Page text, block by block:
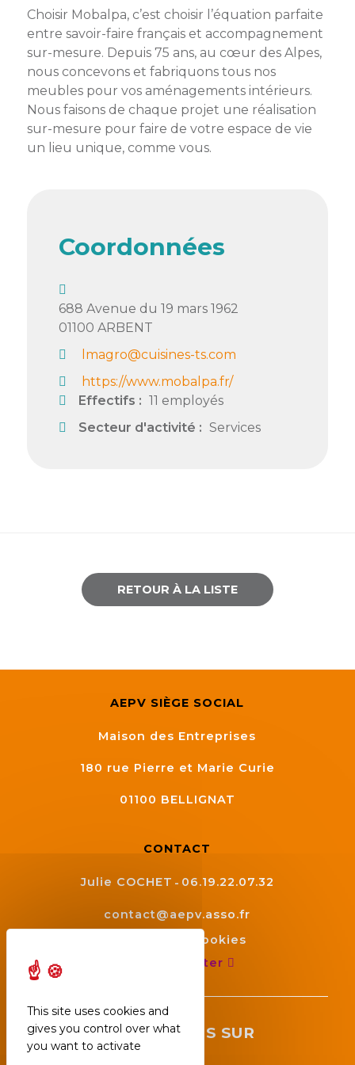
Ateliers
AEPV
de
managers
AEPV
sportif
inter-
Semaine
de
Newsletter
Actualité
des
membres
Kit
l’adhérent
Bâtiment
Services
Dispositifs
partenaires
CONTACT
Choisir Mobalpa, c’est choisir l’équation parfaite
entre savoir-faire français et accompagnement
sur-mesure. Depuis 75 ans, au cœur des Alpes,
nous concevons et fabriquons tous nos
meubles pour vos aménagements intérieurs.
Nous faisons de chaque projet une réalisation
sur-mesure pour faire de votre espace de vie
un lieu unique, comme vous.
Coordonnées
688 Avenue du 19 mars 1962
01100 ARBENT
lmagro@cuisines-ts.com
https://www.mobalpa.fr/
Effectifs : 11 employés
Secteur d'activité : Services
RETOUR À LA LISTE
AEPV SIÈGE SOCIAL
Maison des Entreprises
180 rue Pierre et Marie Curie
01100 BELLIGNAT
CONTACT
Julie COCHET 06.19.22.07.32
contact@aepv.asso.fr
Gestion des cookies
Nous contacter
SUIVEZ NOUS SUR
This site uses cookies and
gives you control over what
you want to activate